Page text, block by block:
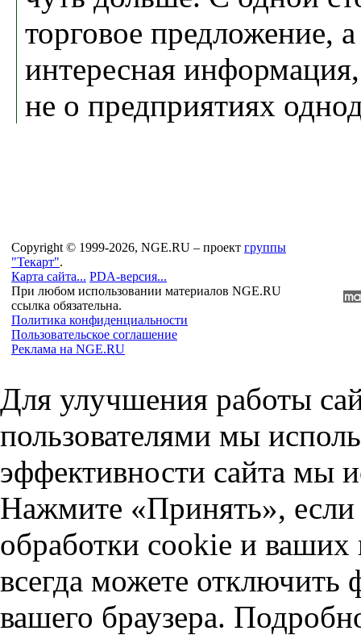
торговое предложение,
интересная
не о предприятиях
Copyright © 1999-2026, NGE.RU – проект группы
"Текарт".
Карта сайта... PDA-версия...
При любом использовании материалов NGE.RU
ссылка обязательна.
Политика конфиденциальности
Пользовательское соглашение
Реклама на NGE.RU
Для улучшения работы
пользователями мы
эффективности сайта мы
Нажмите «Принять», если
обработки cookie и
всегда можете отключить
вашего браузера.